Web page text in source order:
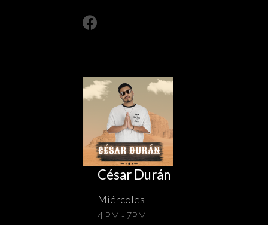
César Durán
Miércoles
4 PM - 7PM